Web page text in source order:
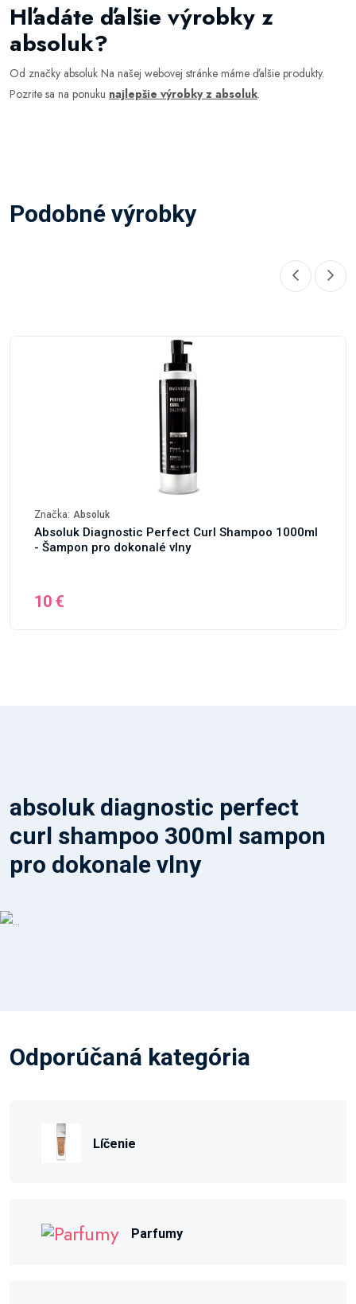
Hľadáte ďalšie výrobky z
absoluk?
Od značky absoluk Na našej webovej stránke máme ďalšie produkty.
Pozrite sa na ponuku najlepšie výrobky z absoluk.
Podobné výrobky
Značka: Absoluk
Absoluk Diagnostic Perfect Curl Shampoo 1000ml
- Šampon pro dokonalé vlny
10 €
absoluk diagnostic perfect
curl shampoo 300ml sampon
pro dokonale vlny
Odporúčaná kategória
Líčenie
Parfumy